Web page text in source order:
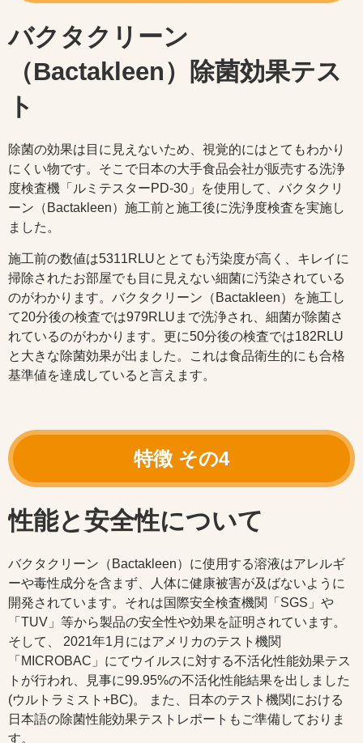
バクタクリーン
（Bactakleen）除菌効果テス
ト
除菌の効果は目に見えないため、視覚的にはとてもわかり
にくい物です。そこで日本の大手食品会社が販売する洗浄
度検査機「ルミテスターPD-30」を使用して、バクタクリ
ーン（Bactakleen）施工前と施工後に洗浄度検査を実施し
ました。
施工前の数値は5311RLUととても汚染度が高く、キレイに
掃除されたお部屋でも目に見えない細菌に汚染されている
のがわかります。バクタクリーン（Bactakleen）を施工し
て20分後の検査では979RLUまで洗浄され、細菌が除菌さ
れているのがわかります。更に50分後の検査では182RLU
と大きな除菌効果が出ました。これは食品衛生的にも合格
基準値を達成していると言えます。
性能と安全性について
バクタクリーン（Bactakleen）に使用する溶液はアレルギ
ーや毒性成分を含まず、人体に健康被害が及ばないように
開発されています。それは国際安全検査機関「SGS」や
「TUV」等から製品の安全性や効果を証明されています。
そして、 2021年1月にはアメリカのテスト機関
「MICROBAC」にてウイルスに対する不活化性能効果テス
トが行われ、見事に99.95%の不活化性能結果を出しました
(ウルトラミスト+BC)。 また、日本のテスト機関における
日本語の除菌性能効果テストレポートもご準備しておりま
す。